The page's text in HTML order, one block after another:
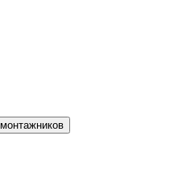
Регистрация для монтажников